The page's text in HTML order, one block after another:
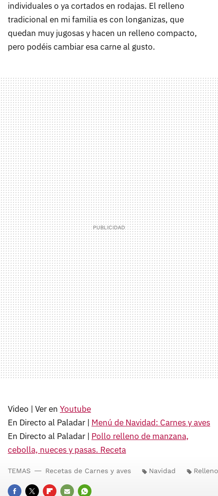
individuales o ya cortados en rodajas. El relleno
tradicional en mi familia es con longanizas, que
quedan muy jugosas y hacen un relleno compacto,
pero podéis cambiar esa carne al gusto.
Video | Ver en Youtube
En Directo al Paladar | Menú de Navidad: Carnes y aves
En Directo al Paladar | Pollo relleno de manzana,
cebolla, nueces y pasas. Receta
TEMAS Recetas de Carnes y aves Navidad Relleno